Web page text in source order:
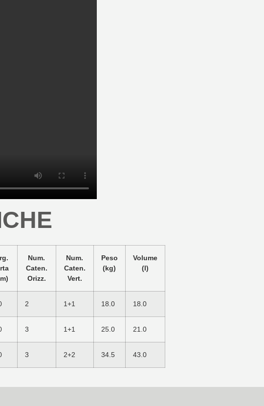
Num.
Caten.
Orizz.
Num.
Caten.
Vert.
Peso
(kg)
Volume
(l)
2 1+1 18.0 18.0
3 1+1 25.0 21.0
3 2+2 34.5 43.0